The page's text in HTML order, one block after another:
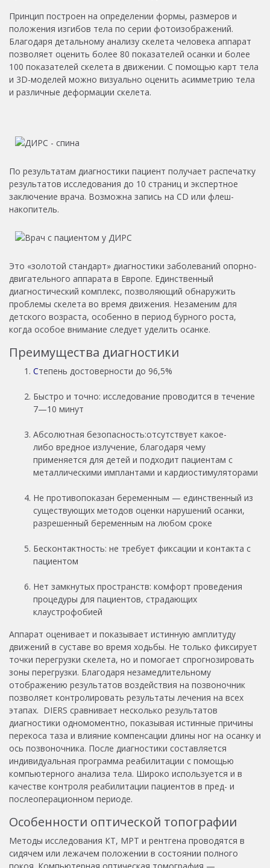
Принцип построен на определении формы, размеров и
положения изгибов тела по серии фотоизображений.
Благодаря детальному анализу скелета человека аппарат
позволяет оценить более 80 показателей осанки и более
100 показателей скелета в движении. С помощью карт тела
и 3D-моделей можно визуально оценить асимметрию тела
и различные деформации скелета.
По результатам диагностики пациент получает распечатку
результатов исследования до 10 страниц и экспертное
заключение врача. Возможна запись на CD или флеш-
накопитель.
Это «золотой стандарт» диагностики заболеваний опорно-
двигательного аппарата в Европе. Единственный
диагностический комплекс, позволяющий обнаружить
проблемы скелета во время движения. Незаменим для
детского возраста, особенно в период бурного роста,
когда особое внимание следует уделить осанке.
Преимущества диагностики
Степень достоверности до 96,5%
Быстро и точно: исследование проводится в течение
7—10 минут
Абсолютная безопасность:отсутствует какое-
либо вредное излучение, благодаря чему
применяется для детей и подходит пациентам с
металлическими имплантами и кардиостимуляторами
Не противопоказан беременным — единственный из
существующих методов оценки нарушений осанки,
разрешенный беременным на любом сроке
Бесконтактность: не требует фиксации и контакта с
пациентом
Нет замкнутых пространств: комфорт проведения
процедуры для пациентов, страдающих
клаустрофобией
Аппарат оценивает и показывает истинную амплитуду
движений в суставе во время ходьбы. Не только фиксирует
точки перегрузки скелета, но и помогает спрогнозировать
зоны перегрузки. Благодаря незамедлительному
отображению результатов воздействия на позвоночник
позволяет контролировать результаты лечения на всех
этапах. DIERS сравнивает несколько результатов
диагностики одномоментно, показывая истинные причины
перекоса таза и влияние компенсации длины ног на осанку и
ось позвоночника. После диагностики составляется
индивидуальная программа реабилитации с помощью
компьютерного анализа тела. Широко используется и в
качестве контроля реабилитации пациентов в пред- и
послеоперационном периоде.
Особенности оптической топографии
Методы исследования КТ, МРТ и рентгена проводятся в
сидячем или лежачем положении в состоянии полного